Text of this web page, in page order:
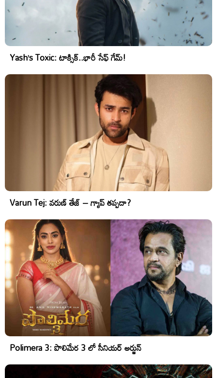
Yash’s Toxic: టాక్సిక్..భారీ సేఫ్ గేమ్!
Varun Tej: వరుణ్ తేజ్ – గ్యాప్ తప్పదా?
Polimera 3: పొలిమేర 3 లో సీనియర్ అర్జున్